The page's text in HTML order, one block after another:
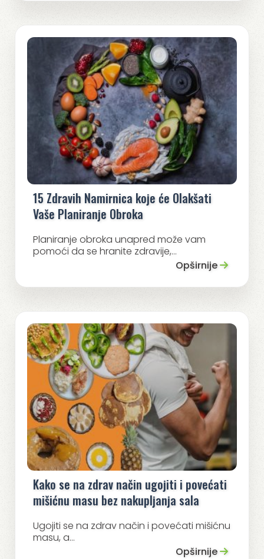
15 Zdravih Namirnica koje će Olakšati
Vaše Planiranje Obroka
Planiranje obroka unapred može vam
pomoći da se hranite zdravije,...
Opširnije
Kako se na zdrav način ugojiti i povećati
mišićnu masu bez nakupljanja sala
Ugojiti se na zdrav način i povećati mišićnu
masu, a...
Opširnije